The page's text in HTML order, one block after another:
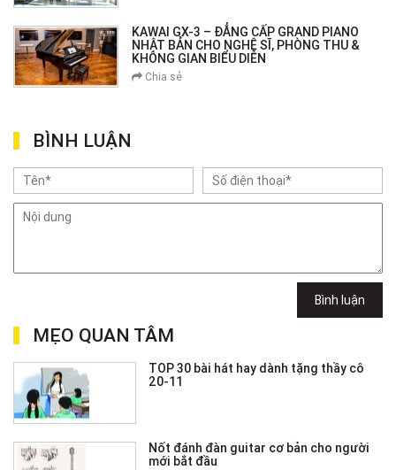
KAWAI GX-3 – ĐẲNG CẤP GRAND PIANO
NHẬT BẢN CHO NGHỆ SĨ, PHÒNG THU &
KHÔNG GIAN BIỂU DIỄN
Chia sẻ
BÌNH LUẬN
Bình luận
MẸO QUAN TÂM
TOP 30 bài hát hay dành tặng thầy cô
20-11
Nốt đánh đàn guitar cơ bản cho người
mới bắt đầu